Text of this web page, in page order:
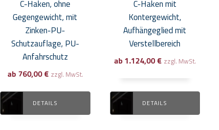
C-Haken, ohne
Gegengewicht, mit
Zinken-PU-
Schutzauflage, PU-
Anfahrschutz
ab 760,00€ zzgl. MwSt.
DETAILS
Produktseite
gewählt
werden
C-Haken mit
Kontergewicht,
Aufhängeglied mit
Verstellbereich
ab 1.124,00€ zzgl. MwSt.
DETAILS
Produktseite
gewählt
werden